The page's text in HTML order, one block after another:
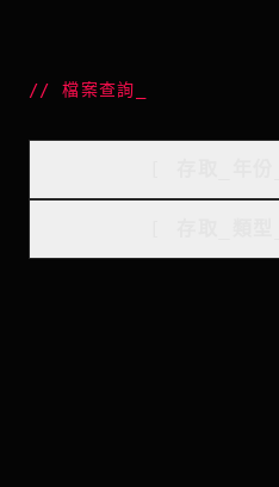
//檔案查詢